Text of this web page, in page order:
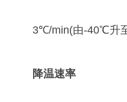
3℃/min(由-40℃升至
降温速率